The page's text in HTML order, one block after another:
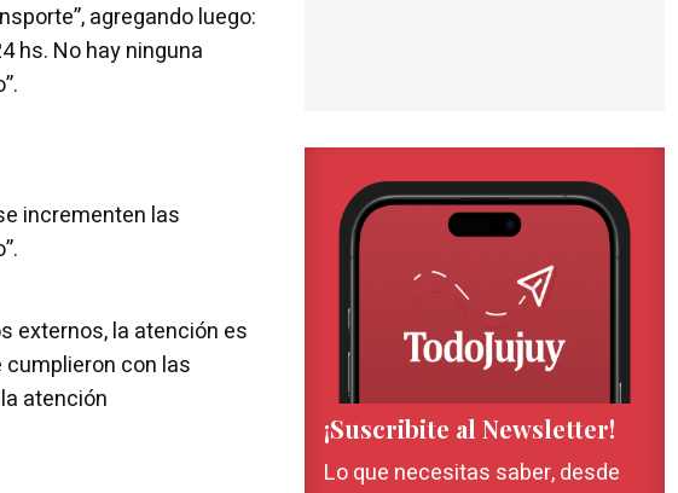
agregando luego:
hs. No hay ninguna
incrementen las
externos, la atención es
con las
atención
¡Suscribite al Newsletter!
Lo que necesitas saber, desde